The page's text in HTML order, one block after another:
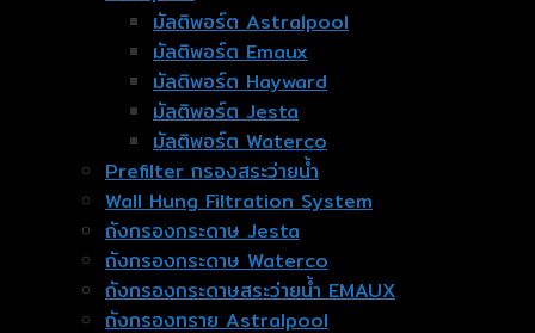
มัลติพอร์ต Astralpool
มัลติพอร์ต Emaux
มัลติพอร์ต Hayward
มัลติพอร์ต Jesta
มัลติพอร์ต Waterco
Prefilter กรองสระว่ายน้ำ
Wall Hung Filtration System
ถังกรองกระดาษ Jesta
ถังกรองกระดาษ Waterco
ถังกรองกระดาษสระว่ายน้ำ EMAUX
ถังกรองทราย Astralpool